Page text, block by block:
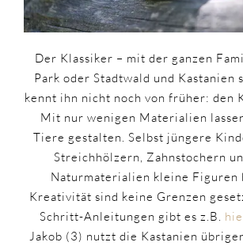
Der Klassiker – mit der ganzen
Park oder Stadtwald und Kastanien
kennt ihn nicht noch von früher: den
Mit nur wenigen Materialien
Tiere gestalten. Selbst jüngere
Streichhölzern, Zahnstochern
Naturmaterialien kleine Figuren
Kreativität sind keine Grenzen
Schritt-Anleitungen gibt es z.B.
Jakob (3) nutzt die Kastanien